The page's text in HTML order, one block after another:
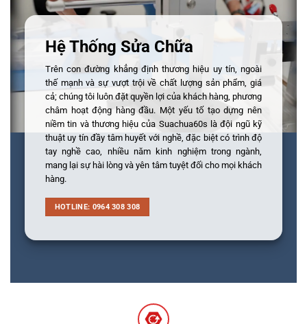
Hệ Thống Sửa Chữa
Trên con đường khẳng định thương hiệu uy tín, ngoài
thế mạnh và sự vượt trội về chất lượng sản phẩm, giá
cả; chúng tôi luôn đặt quyền lợi của khách hàng, phương
châm hoạt động hàng đầu. Một yếu tố tạo dựng nên
niềm tin và thương hiệu của Suachua60s là đội ngũ kỹ
thuật uy tín đầy tâm huyết với nghề, đặc biệt có trình độ
tay nghề cao, nhiều năm kinh nghiệm trong ngành,
mang lại sự hài lòng và yên tâm tuyệt đối cho mọi khách
hàng.
HOTLINE: 0964 308 308